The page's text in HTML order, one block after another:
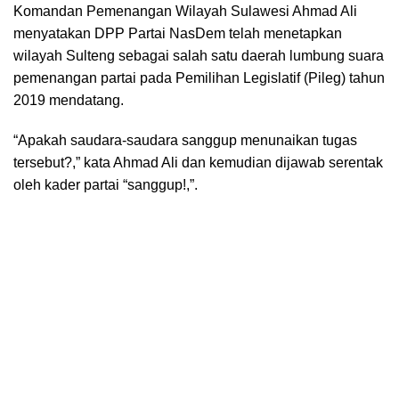
Komandan Pemenangan Wilayah Sulawesi Ahmad Ali
menyatakan DPP Partai NasDem telah menetapkan
wilayah Sulteng sebagai salah satu daerah lumbung suara
pemenangan partai pada Pemilihan Legislatif (Pileg) tahun
2019 mendatang.
“Apakah saudara-saudara sanggup menunaikan tugas
tersebut?,” kata Ahmad Ali dan kemudian dijawab serentak
oleh kader partai “sanggup!,”.